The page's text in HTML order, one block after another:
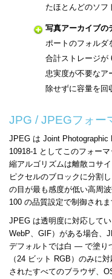
たほとんどのソフ
写真アーカイブの
ポートのフォルダ
合計ストレージが
忠実度が不要なア
除せずに容量を回
JPG / JPEGフォー
JPEG は Joint
10918-1 としてこのフォー
縮アルゴリズムは離散コサ
ピクセルのブロックに分割
の目が最も感度が低い高周
100 の品質設定で制御されま
JPEG は透明度に対応して
WebP、GIF）がある場合
デフォルトでは白 — で塗り
（24 ビット RGB）のみに
されたすべてのブラウザ、